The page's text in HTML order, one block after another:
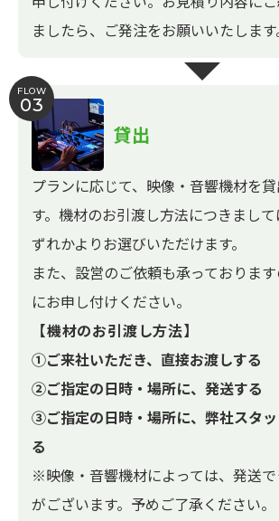
ましたら、ご発注をお願いいたします
FLOW
03
貸出
プランに応じて、映像・音響機材を
す。機材のお引渡し方法につきまし
ずれかよりお選びいただけます。
また、設営のご依頼も承っておりま
にお申し付けください。
【機材のお引渡し方法】
①ご来社いただき、直接お渡しする
②ご指定の日時・場所に、発送する
③ご指定の日時・場所に、弊社スタ
る
※映像・音響機材によっては、発送
がございます。予めご了承ください。